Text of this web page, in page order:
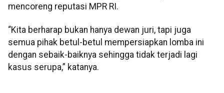
mencoreng reputasi MPR RI.
“Kita berharap bukan hanya dewan juri, tapi juga
semua pihak betul-betul mempersiapkan lomba ini
dengan sebaik-baiknya sehingga tidak terjadi lagi
kasus serupa,” katanya.